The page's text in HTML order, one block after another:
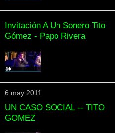
Invitación A Un Sonero Tito
Gómez - Papo Rivera
6 may 2011
UN CASO SOCIAL -- TITO
GOMEZ